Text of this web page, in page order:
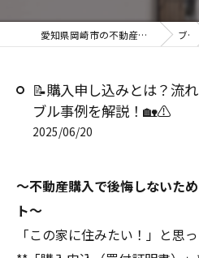
愛知県岡崎市の不動産売却ならセンチュリー21 W不動産販売 ブログ
📝購入申し込みとは？流
ブル事例を解説！🏡⚠️
2025/06/20
～不動産購入で後悔しないた
ト～
「この家に住みたい！」と思